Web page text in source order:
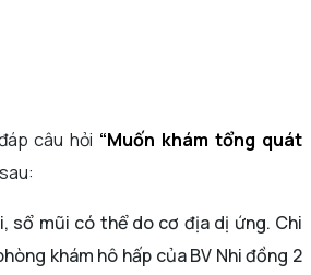
câu hỏi “Muốn khám tổng quát
sổ mũi có thể do cơ địa dị ứng. Chi
khám hô hấp của BV Nhi đồng 2